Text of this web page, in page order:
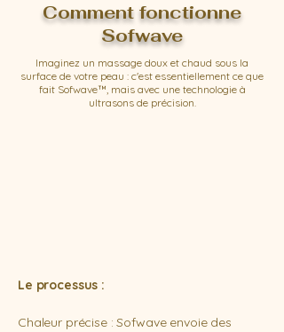
Comment fonctionne
Sofwave
Imaginez un massage doux et chaud sous la
surface de votre peau : c'est essentiellement ce que
fait Sofwave™, mais avec une technologie à
ultrasons de précision.
Le processus :
Chaleur précise : Sofwave envoie des